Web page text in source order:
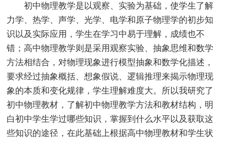
初中物理教学是以观察、实验为基础，使学生了解
力学、热学、声学、光学、电学和原子物理学的初步知
识以及实际应用，学生在学习中易于理解，成绩也不
错；高中物理教学则是采用观察实验、抽象思维和数学
方法相结合，对物理现象进行模型抽象和数学化描述，
要求经过抽象概括、想象假说、逻辑推理来揭示物理现
象的本质和变化规律，学生理解难度大。所以我研究了
初中物理教材，了解初中物理教学方法和教材结构，明
白初中学生学过哪些知识，掌握到什么水平以及获取这
些知识的途径，在此基础上根据高中物理教材和学生状